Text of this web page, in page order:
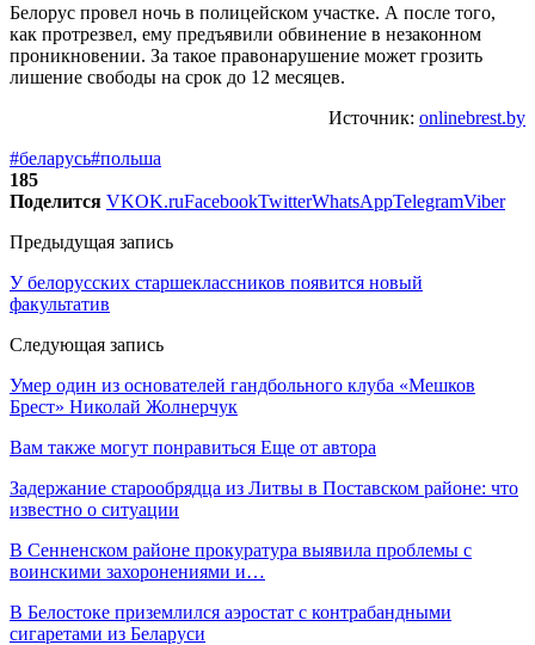
Белорус провел ночь в полицейском участке. А после того,
как протрезвел, ему предъявили обвинение в незаконном
проникновении. За такое правонарушение может грозить
лишение свободы на срок до 12 месяцев.
Источник: onlinebrest.by
#беларусь#польша
185
Поделится VKOK.ruFacebookTwitterWhatsAppTelegramViber
Предыдущая запись
У белорусских старшеклассников появится новый
факультатив
Следующая запись
Умер один из основателей гандбольного клуба «Мешков
Брест» Николай Жолнерчук
Вам также могут понравиться Еще от автора
Задержание старообрядца из Литвы в Поставском районе: что
известно о ситуации
В Сенненском районе прокуратура выявила проблемы с
воинскими захоронениями и…
В Белостоке приземлился аэростат с контрабандными
сигаретами из Беларуси